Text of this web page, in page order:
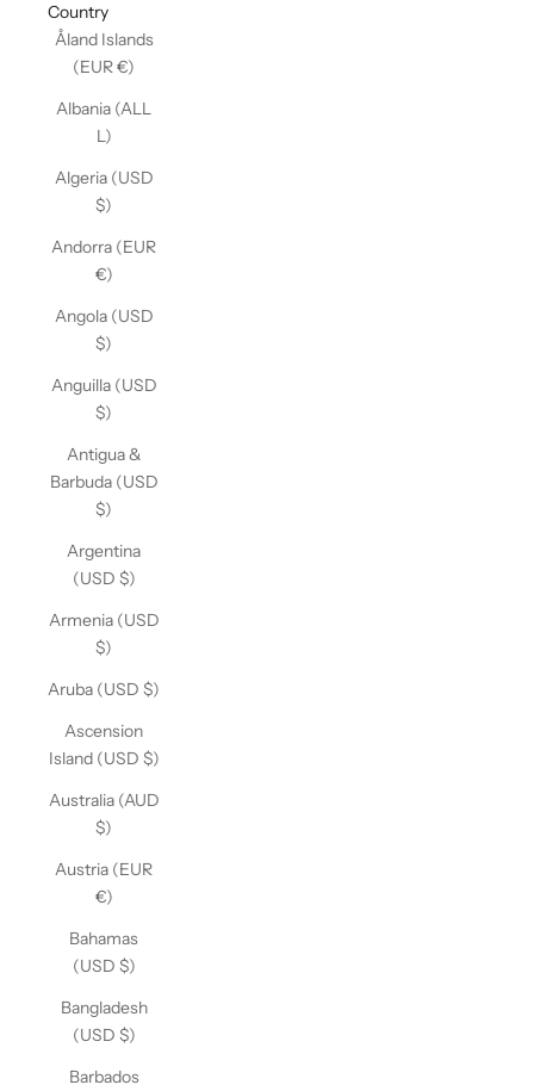
Country
Åland Islands
(EUR €)
Albania (ALL
L)
Algeria (USD
$)
Andorra (EUR
€)
Angola (USD
$)
Anguilla (USD
$)
Antigua &
Barbuda (USD
$)
Argentina
(USD $)
Armenia (USD
$)
Aruba (USD $)
Ascension
Island (USD $)
Australia (AUD
$)
Austria (EUR
€)
Bahamas
(USD $)
Bangladesh
(USD $)
Barbados